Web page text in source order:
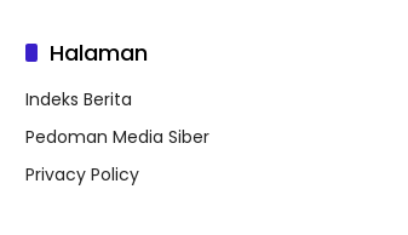
Halaman
Indeks Berita
Pedoman Media Siber
Privacy Policy